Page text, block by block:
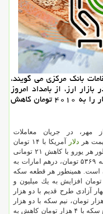
بانك مركزی می گویند،
ارز، از بامداد امروز
شروع شده كه همین امر، نرخ دلار را به ۴۰۱۰ تومان كاهش
در جریان معاملات
هر دلار
آمریكا با ۱۴ تومان
كاهش به ۴۰۱۰ تومان رسیده، همینطور هر یورو با كاهش ۲۱ تومانی
۴۷۹۹ تومان، پوند با ۹ تومان كاهش به ۵۳۶۹ تومان، درهم امارات به
و لیر تركیه ۱۱۳۵ تومان است. همینطور هر قطعه سكه
تمام بهار آزادی طرح جدید با ۲۵۰۰ تومان افزایش به یك میلیون و
تمام بهار آزادی طرح قدیم با دو هزار
افزایش به یك میلیون و ۲۶۷ هزار تومان، نیم سكه با دو هزار
تومان كاهش به ۶۶۸ هزار تومان، ربع سكه با ۴ هزار تومان كاهش به